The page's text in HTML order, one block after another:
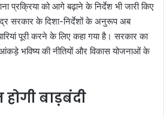
प्रक्रिया को आगे बढ़ाने के निर्देश भी जारी किए
सरकार के दिशा-निर्देशों के अनुरूप अब
पूरी करने के लिए कहा गया है। सरकार का
भविष्य की नीतियों और विकास योजनाओं के
होगी बाड़बंदी